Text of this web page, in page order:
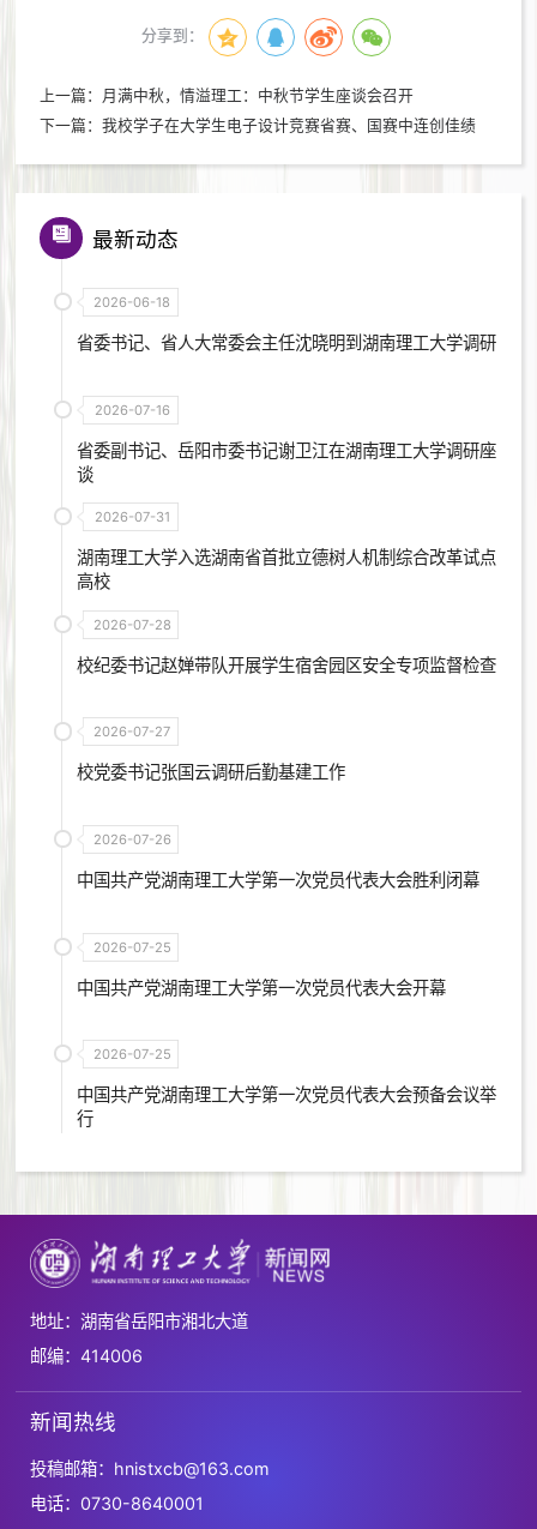
分享到：
上一篇：
月满中秋，情溢理工：中秋节学生座谈会召开
下一篇：我校学子在大学生电子设计竞赛省赛、国赛中连创佳绩
最新动态
2026-06-18
省委书记、省人大常委会主任沈晓明到湖南理工大学调研
2026-07-16
省委副书记、岳阳市委书记谢卫江在湖南理工大学调研座
谈
2026-07-31
湖南理工大学入选湖南省首批立德树人机制综合改革试点
高校
2026-07-28
校纪委书记赵婵带队开展学生宿舍园区安全专项监督检查
2026-07-27
校党委书记张国云调研后勤基建工作
2026-07-26
中国共产党湖南理工大学第一次党员代表大会胜利闭幕
2026-07-25
中国共产党湖南理工大学第一次党员代表大会开幕
2026-07-25
中国共产党湖南理工大学第一次党员代表大会预备会议举
行
地址：湖南省岳阳市湘北大道
邮编：414006
新闻热线
投稿邮箱：hnistxcb@163.com
电话：0730-8640001